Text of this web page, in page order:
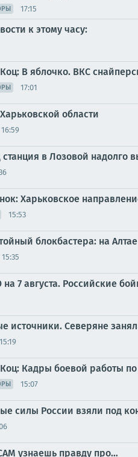
17:15
к этому часу:
В яблочко. ВКС
17:01
области
16:59
в Лозовой надолго
Харьковское
15:53
блокбастера: на
15:35
7 августа. Российские
источники. Северяне
15:19
Кадры боевой работы
15:07
силы России взяли под
узнаешь правду про…